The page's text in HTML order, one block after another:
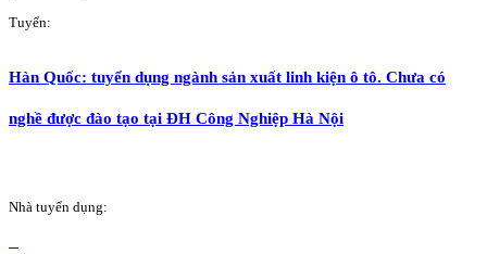
Tuyển:
Hàn Quốc: tuyển dụng ngành sản xuất linh kiện ô tô. Chưa có
nghề được đào tạo tại ĐH Công Nghiệp Hà Nội
Nhà tuyển dụng: